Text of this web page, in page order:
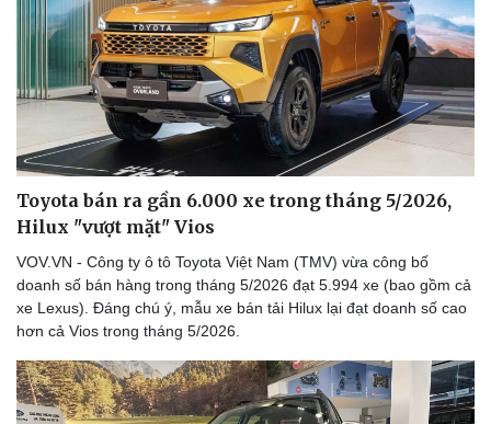
Toyota bán ra gần 6.000 xe trong tháng 5/2026,
Hilux "vượt mặt" Vios
VOV.VN - Công ty ô tô Toyota Việt Nam (TMV) vừa công bố
doanh số bán hàng trong tháng 5/2026 đạt 5.994 xe (bao gồm cả
xe Lexus). Đáng chú ý, mẫu xe bán tải Hilux lại đạt doanh số cao
hơn cả Vios trong tháng 5/2026.